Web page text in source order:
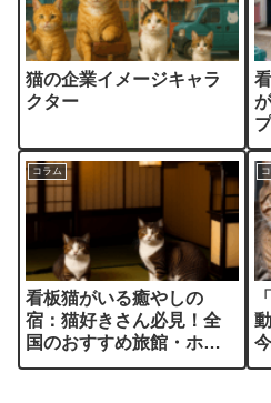
猫の企業イメージキャラ
クター
コラム
看板猫がいる癒やしの
宿：猫好きさん必見！全
国のおすすめ旅館・ホテ
ル・ペンション・民宿